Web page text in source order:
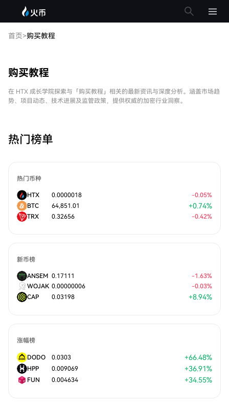
首页>购买教程
购买教程
在 HTX 成长学院探索与「购买教程」相关的最新资讯与深度分析。涵盖市场趋
势、项目动态、技术进展及监管政策，提供权威的加密行业洞察。
热门榜单
热门币种
HTX 0.0000018 -0.05%
BTC
64,851.01 +0.74%
TRX 0.32656 -0.42%
新币榜
ANSEM 0.17111 -1.63%
WOJAK 0.00000006 -0.03%
CAP
0.03198 +8.94%
涨幅榜
DODO 0.0303 +66.48%
HPP 0.009069 +36.91%
FUN 0.004634 +34.55%